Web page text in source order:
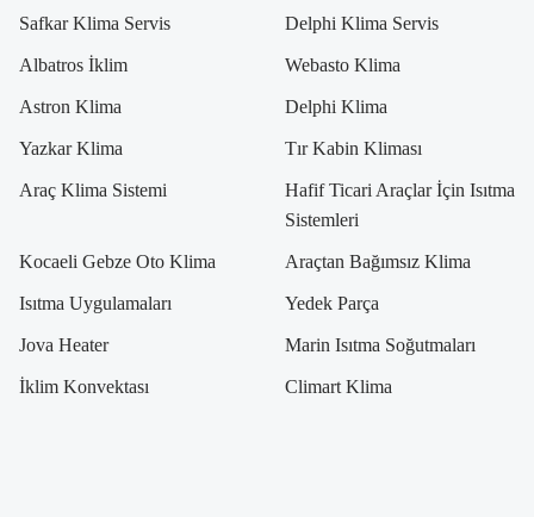
Safkar Klima Servis Delphi Klima Servis
Albatros İklim Webasto Klima
Astron Klima Delphi Klima
Yazkar Klima Tır Kabin Kliması
Araç Klima Sistemi
Hafif Ticari Araçlar İçin Isıtma
Sistemleri
Kocaeli Gebze Oto Klima Araçtan Bağımsız Klima
Isıtma Uygulamaları Yedek Parça
Jova Heater Marin Isıtma Soğutmaları
İklim Konvektası Climart Klima